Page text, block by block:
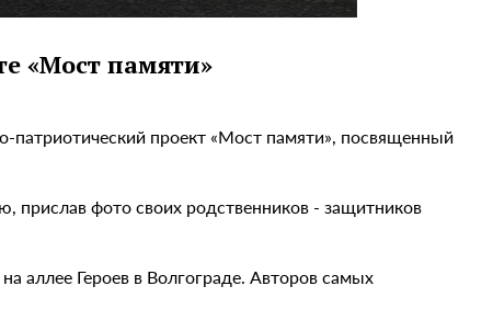
«Мост памяти»
патриотический проект «Мост памяти», посвященный
прислав фото своих родственников - защитников
аллее Героев в Волгограде. Авторов самых